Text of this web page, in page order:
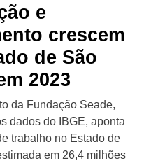
e
crescem
de São
2023
da Fundação Seade,
dados do IBGE, aponta
trabalho no Estado de
em 26,4 milhões